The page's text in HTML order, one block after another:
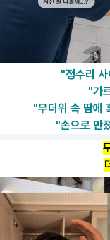
"정수리
"가
"무더위 속 땀에
"손으로 만